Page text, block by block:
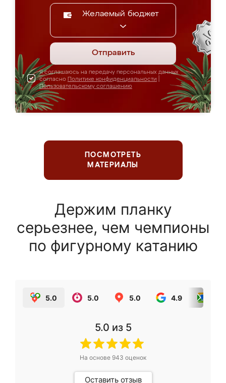
Желаемый бюджет
Отправить
Я соглашаюсь на передачу персональных данных
согласно Политике конфиденциальности
Пользовательскому соглашению
ПОСМОТРЕТЬ
МАТЕРИАЛЫ
Держим планку
серьезнее, чем чемпионы
по фигурному катанию
5.0 5.0 5.0 4.9
5.0 из 5
На основе 943 оценок
Оставить отзыв